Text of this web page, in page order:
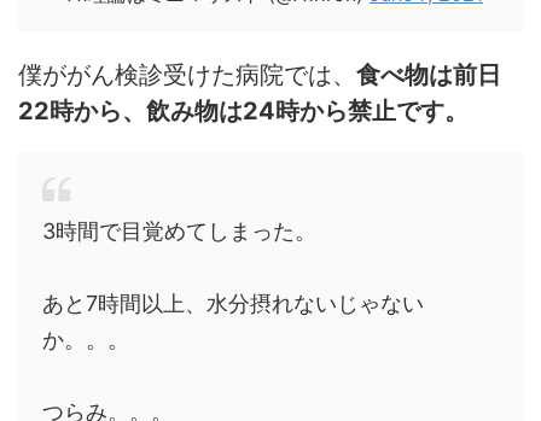
僕ががん検診受けた病院では、 食べ物は前日
22時から、飲み物は24時から禁止です。
3時間で目覚めてしまった。
あと7時間以上、水分摂れないじゃない
か。。。
つらみ。。。